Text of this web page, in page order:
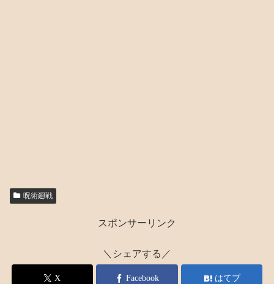
呪術廻戦
スポンサーリンク
＼シェアする／
X Facebook はてブ